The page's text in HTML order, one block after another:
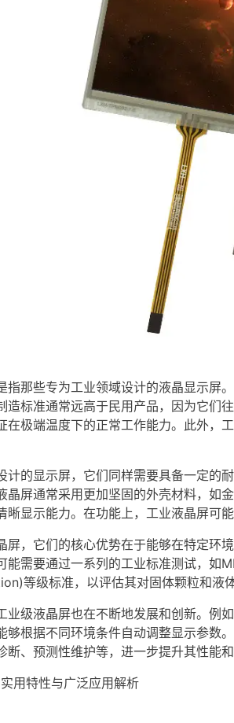
指那些专为工业领域设计的液晶显示屏
造标准通常远高于民用产品，因为它们
在极端温度下的正常工作能力。此外，
计的显示屏，它们同样需要具备一定的
晶屏通常采用更加坚固的外壳材料，如
显示能力。在功能上，工业液晶屏可
屏，它们的核心优势在于能够在特定环
能需要通过一系列的工业标准测试，
等级标准，以评估其对固体颗粒和液体
级液晶屏也在不断地发展和创新。例如
够根据不同环境条件自动调整显示参数
、预测性维护等，进一步提升其性能和
用特性与广泛应用解析